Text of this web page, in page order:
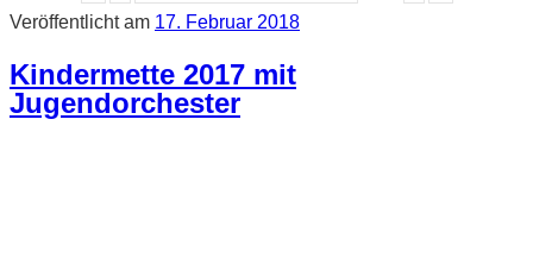
Veröffentlicht am 17. Februar 2018
Kindermette 2017 mit
Jugendorchester